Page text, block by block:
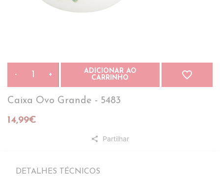
- +
ADICIONAR AO
CARRINHO
favorite_border
Caixa Ovo Grande - 5483
14,99€
share Partilhar
DETALHES TÉCNICOS